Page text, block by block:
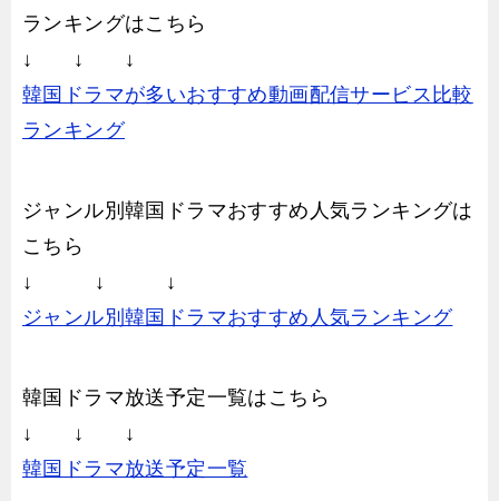
ランキングはこちら
↓ ↓ ↓
韓国ドラマが多いおすすめ動画配信サービス比較
ランキング
ジャンル別韓国ドラマおすすめ人気ランキングは
こちら
↓ ↓ ↓
ジャンル別韓国ドラマおすすめ人気ランキング
韓国ドラマ放送予定一覧はこちら
↓ ↓ ↓
韓国ドラマ放送予定一覧